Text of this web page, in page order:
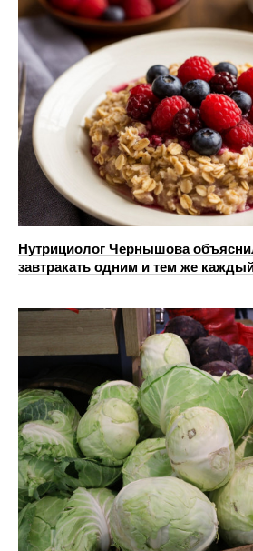
Нутрициолог Чернышова
завтракать одним и тем же